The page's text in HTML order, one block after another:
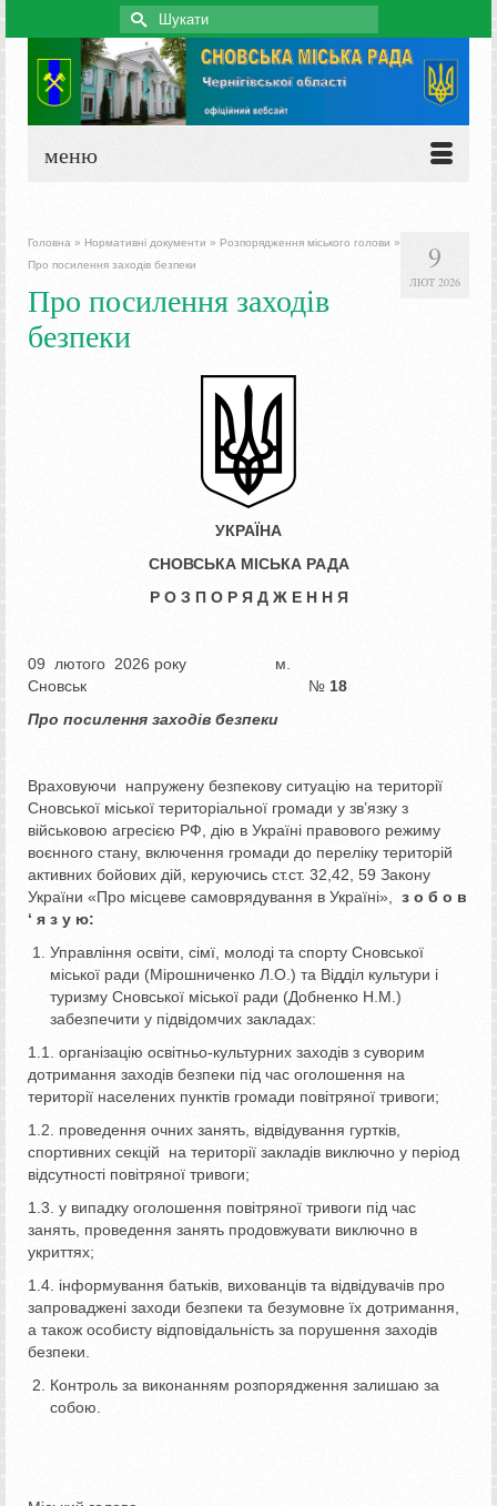
Search
for:
меню
9
ЛЮТ 2026
Головна » Нормативні документи » Розпорядження міського голови »
Про посилення заходів безпеки
Про посилення заходів
безпеки
УКРАЇНА
СНОВСЬКА МІСЬКА РАДА
Р О З П О Р Я Д Ж Е Н Н Я
09 лютого 2026 року м.
Сновськ № 18
Про посилення заходів безпеки
Враховуючи напружену безпекову ситуацію на території
Сновської міської територіальної громади у зв’язку з
військовою агресією РФ, дію в Україні правового режиму
воєнного стану, включення громади до переліку територій
активних бойових дій, керуючись ст.ст. 32,42, 59 Закону
України «Про місцеве самоврядування в Україні», з о б о в
‘ я з у ю:
Управління освіти, сімї, молоді та спорту Сновської
міської ради (Мірошниченко Л.О.) та Відділ культури і
туризму Сновської міської ради (Добненко Н.М.)
забезпечити у підвідомчих закладах:
1.1. організацію освітньо-культурних заходів з суворим
дотримання заходів безпеки під час оголошення на
території населених пунктів громади повітряної тривоги;
1.2. проведення очних занять, відвідування гуртків,
спортивних секцій на території закладів виключно у період
відсутності повітряної тривоги;
1.3. у випадку оголошення повітряної тривоги під час
занять, проведення занять продовжувати виключно в
укриттях;
1.4. інформування батьків, вихованців та відвідувачів про
запроваджені заходи безпеки та безумовне їх дотримання,
а також особисту відповідальність за порушення заходів
безпеки.
Контроль за виконанням розпорядження залишаю за
собою.